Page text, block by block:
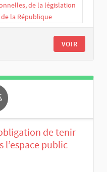
de la législation
la République
VOIR
de tenir
l’espace public